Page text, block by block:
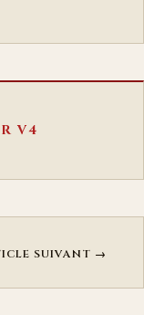
V4
SUIVANT →